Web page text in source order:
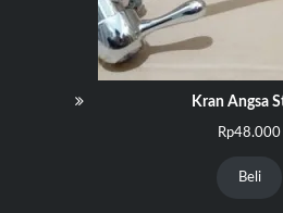
Kran Angsa
Rp48.000
Beli